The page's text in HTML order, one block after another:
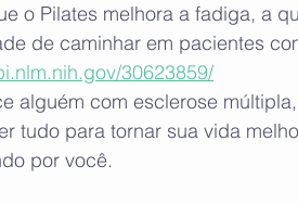
o Pilates melhora a fadiga, a
de caminhar em pacientes
30623859/
alguém com esclerose
tudo para tornar sua vida
por você.